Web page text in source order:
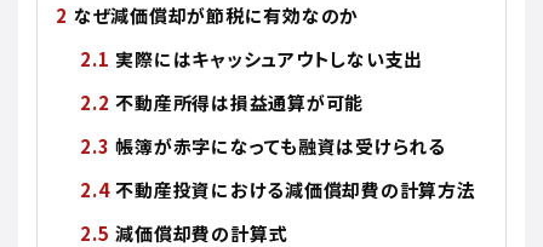
なぜ減価償却が節税に有効なのか
実際にはキャッシュアウトしない支出
不動産所得は損益通算が可能
帳簿が赤字になっても融資は受けられる
不動産投資における減価償却費の計算方法
減価償却費の計算式